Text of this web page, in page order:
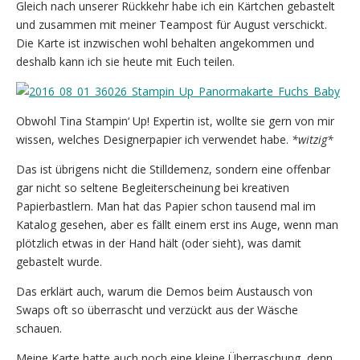
Gleich nach unserer Rückkehr habe ich ein Kärtchen gebastelt
und zusammen mit meiner Teampost für August verschickt.
Die Karte ist inzwischen wohl behalten angekommen und
deshalb kann ich sie heute mit Euch teilen.
Obwohl Tina Stampin‘ Up! Expertin ist, wollte sie gern von mir
wissen, welches Designerpapier ich verwendet habe. *witzig*
Das ist übrigens nicht die Stilldemenz, sondern eine offenbar
gar nicht so seltene Begleiterscheinung bei kreativen
Papierbastlern. Man hat das Papier schon tausend mal im
Katalog gesehen, aber es fällt einem erst ins Auge, wenn man
plötzlich etwas in der Hand hält (oder sieht), was damit
gebastelt wurde.
Das erklärt auch, warum die Demos beim Austausch von
Swaps oft so überrascht und verzückt aus der Wäsche
schauen.